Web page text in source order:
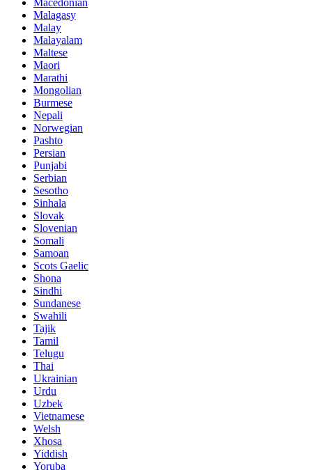
Macedonian
Malagasy
Malay
Malayalam
Maltese
Maori
Marathi
Mongolian
Burmese
Nepali
Norwegian
Pashto
Persian
Punjabi
Serbian
Sesotho
Sinhala
Slovak
Slovenian
Somali
Samoan
Scots Gaelic
Shona
Sindhi
Sundanese
Swahili
Tajik
Tamil
Telugu
Thai
Ukrainian
Urdu
Uzbek
Vietnamese
Welsh
Xhosa
Yiddish
Yoruba